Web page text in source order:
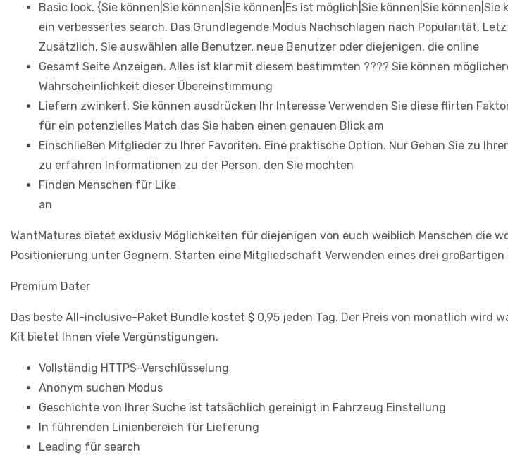
Basic look. {Sie können|Sie können|Sie können|Es ist möglich|Sie können|Sie
ein verbessertes search. Das Grundlegende Modus Nachschlagen nach Popularität,
Zusätzlich, Sie auswählen alle Benutzer, neue Benutzer oder diejenigen, die online
Gesamt Seite Anzeigen. Alles ist klar mit diesem bestimmten ???? Sie können
Wahrscheinlichkeit dieser Übereinstimmung
Liefern zwinkert. Sie können ausdrücken Ihr Interesse Verwenden Sie diese flirten
für ein potenzielles Match das Sie haben einen genauen Blick am
Einschließen Mitglieder zu Ihrer Favoriten. Eine praktische Option. Nur Gehen Sie zu
zu erfahren Informationen zu der Person, den Sie mochten
Finden Menschen für Like
an
WantMatures bietet exklusiv Möglichkeiten für diejenigen von euch weiblich Menschen die
Positionierung unter Gegnern. Starten eine Mitgliedschaft Verwenden eines drei großartigen
Premium Dater
Das beste All-inclusive-Paket Bundle kostet $ 0,95 jeden Tag. Der Preis von monatlich wird
Kit bietet Ihnen viele Vergünstigungen.
Vollständig HTTPS-Verschlüsselung
Anonym suchen Modus
Geschichte von Ihrer Suche ist tatsächlich gereinigt in Fahrzeug Einstellung
In führenden Linienbereich für Lieferung
Leading für search